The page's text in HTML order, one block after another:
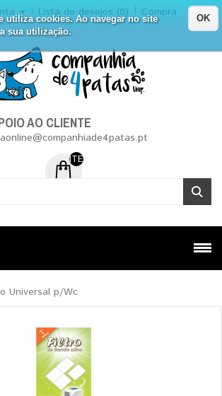
utiliza cookies. Ao navegar no site
sua utilização.
OK
Lista de desejos (0) Compra
AO CLIENTE
ITEM (NS) DE 0 - 0.00€
Universal p/Wc